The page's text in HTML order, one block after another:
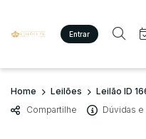
Entrar
Criar conta
Site
Agenda
Quem Somos
Busca por palavra-chave
Quem Somos
Home Leilões Leilão ID
Compartilhe
Dúvidas